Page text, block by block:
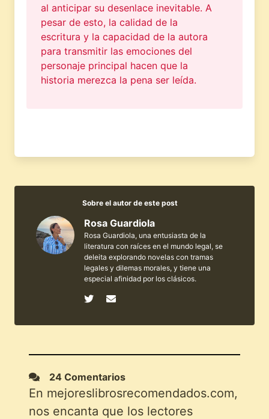
al anticipar su desenlace inevitable. A
pesar de esto, la calidad de la
escritura y la capacidad de la autora
para transmitir las emociones del
personaje principal hacen que la
historia merezca la pena ser leída.
Sobre el autor de este post
Rosa Guardiola
Rosa Guardiola, una entusiasta de la
literatura con raíces en el mundo legal, se
deleita explorando novelas con tramas
legales y dilemas morales, y tiene una
especial afinidad por los clásicos.
24 Comentarios
En mejoreslibrosrecomendados.com,
nos encanta que los lectores